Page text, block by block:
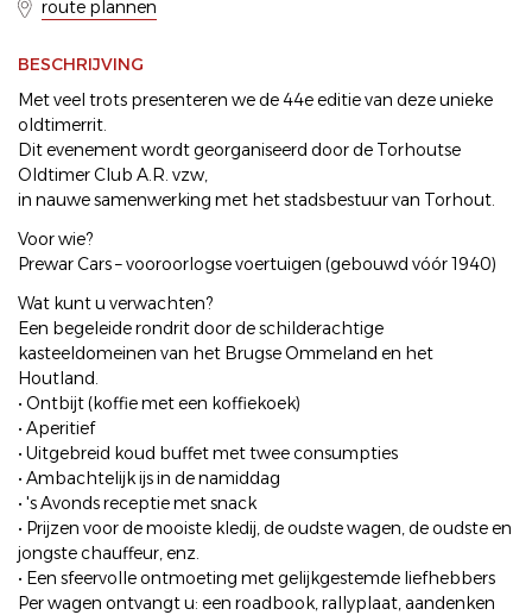
route plannen
BESCHRIJVING
Met veel trots presenteren we de 44e editie van deze unieke
oldtimerrit.
Dit evenement wordt georganiseerd door de Torhoutse
Oldtimer Club A.R. vzw,
in nauwe samenwerking met het stadsbestuur van Torhout.
Voor wie?
Prewar Cars – vooroorlogse voertuigen (gebouwd vóór 1940)
Wat kunt u verwachten?
Een begeleide rondrit door de schilderachtige
kasteeldomeinen van het Brugse Ommeland en het
Houtland.
• Ontbijt (koffie met een koffiekoek)
• Aperitief
• Uitgebreid koud buffet met twee consumpties
• Ambachtelijk ijs in de namiddag
• 's Avonds receptie met snack
• Prijzen voor de mooiste kledij, de oudste wagen, de oudste en
jongste chauffeur, enz.
• Een sfeervolle ontmoeting met gelijkgestemde liefhebbers
Per wagen ontvangt u: een roadbook, rallyplaat, aandenken